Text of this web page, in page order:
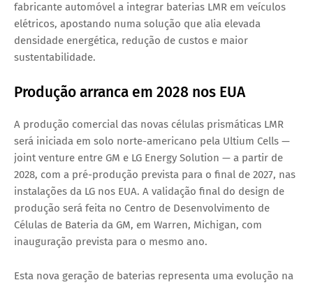
fabricante automóvel a integrar baterias LMR em veículos
elétricos, apostando numa solução que alia elevada
densidade energética, redução de custos e maior
sustentabilidade.
Produção arranca em 2028 nos EUA
A produção comercial das novas células prismáticas LMR
será iniciada em solo norte-americano pela Ultium Cells —
joint venture entre GM e LG Energy Solution — a partir de
2028, com a pré-produção prevista para o final de 2027, nas
instalações da LG nos EUA. A validação final do design de
produção será feita no Centro de Desenvolvimento de
Células de Bateria da GM, em Warren, Michigan, com
inauguração prevista para o mesmo ano.
Esta nova geração de baterias representa uma evolução na